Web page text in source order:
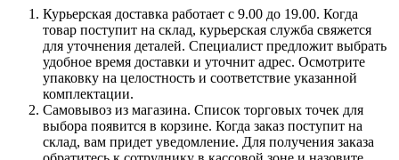
Курьерская доставка работает с 9.00 до 19.00. Когда
товар поступит на склад, курьерская служба свяжется
для уточнения деталей. Специалист предложит выбрать
удобное время доставки и уточнит адрес. Осмотрите
упаковку на целостность и соответствие указанной
комплектации.
Самовывоз из магазина. Список торговых точек для
выбора появится в корзине. Когда заказ поступит на
склад, вам придет уведомление. Для получения заказа